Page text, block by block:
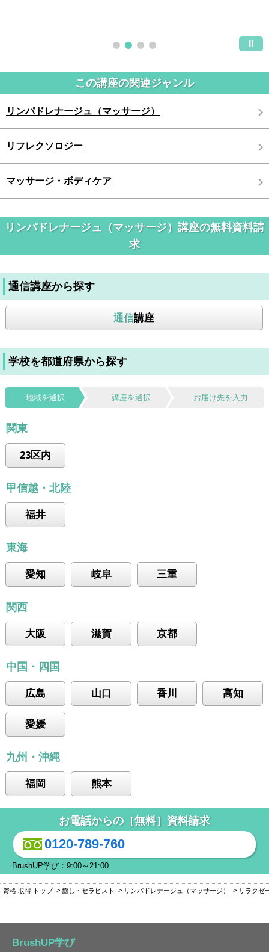
この講座の関連ジャンル
リンパドレナージュ（マッサージ）
リフレクソロジー
マッサージ・ボディケア
リンパドレナージュ（マッサージ）講座の無料資料請
求
通信講座から探す
通信講座
学校を都道府県から探す
地域を選択 講座を選択 お届け先を入力
関東
23区内
甲信越・北陸
福井
東海
愛知 岐阜 三重
関西
大阪 滋賀 京都
中国・四国
広島 山口 香川 高知
愛媛
九州・沖縄
福岡 熊本
お電話からの［無料］資料請求
0120-789-760
BrushUP学び：9:00～21:00
資格 取得 トップ 癒し・セラピスト リンパドレナージュ（マッサージ） リラクゼ
BrushUP学び